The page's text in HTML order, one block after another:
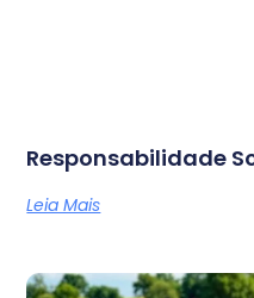
Responsabilidade
Leia Mais